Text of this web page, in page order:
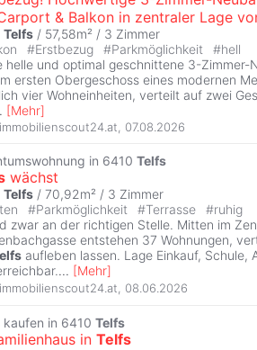
& Balkon in zentraler Lage
Telfs / 57,58m² / 3 Zimmer
#Erstbezug #Parkmöglichkeit #hell
helle und optimal geschnittene 3-
ersten Obergeschoss eines modernen
vier Wohneinheiten, verteilt auf zwei
[Mehr]
07.08.2026
in 6410 Telfs
wächst
Telfs / 70,92m² / 3 Zimmer
#Parkmöglichkeit #Terrasse #ruhig
zwar an der richtigen Stelle. Mitten im
entstehen 37 Wohnungen,
aufleben lassen. Lage Einkauf, Schule,
... [Mehr]
08.06.2026
kaufen in 6410 Telfs
in Telfs